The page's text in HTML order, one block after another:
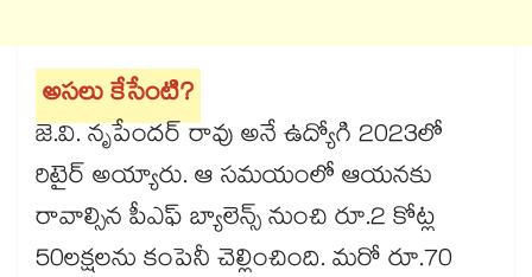
అసలు కేసేంటి?
జె.వి. నృపేందర్ రావు అనే ఉద్యోగి 2023లో
రిటైర్ అయ్యారు. ఆ సమయంలో ఆయనకు
రావాల్సిన పీఎఫ్ బ్యాలెన్స్ నుంచి రూ.2 కోట్ల
50లక్షలను కంపెనీ చెల్లించింది. మరో రూ.70